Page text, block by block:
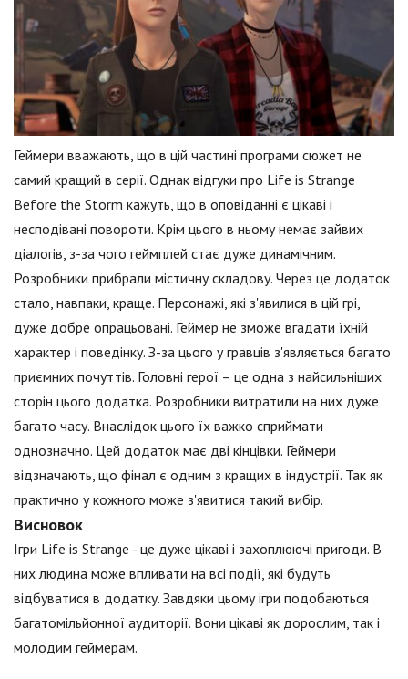
Геймери вважають, що в цій частині програми сюжет не
самий кращий в серії. Однак відгуки про Life is Strange
Before the Storm кажуть, що в оповіданні є цікаві і
несподівані повороти. Крім цього в ньому немає зайвих
діалогів, з-за чого геймплей стає дуже динамічним.
Розробники прибрали містичну складову. Через це додаток
стало, навпаки, краще. Персонажі, які з'явилися в цій грі,
дуже добре опрацьовані. Геймер не зможе вгадати їхній
характер і поведінку. З-за цього у гравців з'являється багато
приємних почуттів. Головні герої – це одна з найсильніших
сторін цього додатка. Розробники витратили на них дуже
багато часу. Внаслідок цього їх важко сприймати
однозначно. Цей додаток має дві кінцівки. Геймери
відзначають, що фінал є одним з кращих в індустрії. Так як
практично у кожного може з'явитися такий вибір.
Висновок
Ігри Life is Strange - це дуже цікаві і захоплюючі пригоди. В
них людина може впливати на всі події, які будуть
відбуватися в додатку. Завдяки цьому ігри подобаються
багатомільйонної аудиторії. Вони цікаві як дорослим, так і
молодим геймерам.